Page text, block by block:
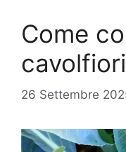
Come
26 Settembre